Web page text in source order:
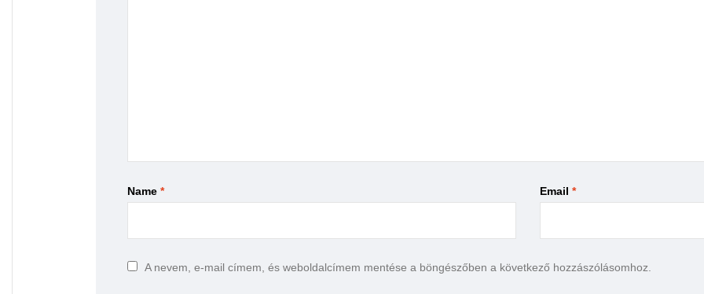
Name * Email *
A nevem, e-mail címem, és weboldalcímem mentése a böngészőben a következő hozzászólásomhoz.